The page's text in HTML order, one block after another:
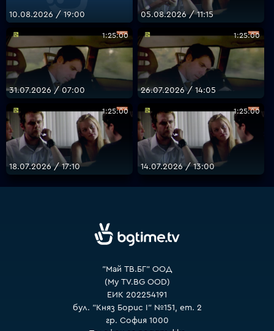
10.08.2026 / 19:00 05.08.2026 / 11:15
1:25:00
31.07.2026 / 07:00
1:25:00
26.07.2026 / 14:05
1:25:00
18.07.2026 / 17:10
1:25:00
14.07.2026 / 13:00
"Май ТВ.БГ" ООД
(My TV.BG OOD)
ЕИК 202254191
бул. "Княз Борис I" №151, ет. 2
гр. София 1000